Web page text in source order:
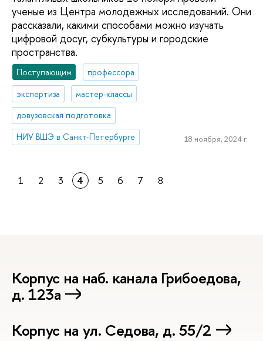
ученые из Центра молодежных исследований. Они
рассказали, какими способами можно изучать
цифровой досуг, субкультуры и городские
пространства.
Поступающим
профессора
экспертиза
мастер-классы
довузовская подготовка
НИУ ВШЭ в Санкт-Петербурге
18 ноября, 2024 г.
1 2 3 4 5 6 7 8
Корпус на наб. канала Грибоедова,
д. 123а
Корпус на ул. Седова, д. 55/2